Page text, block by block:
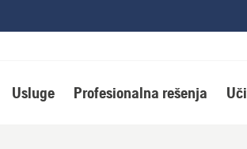
Usluge Profesionalna rešenja